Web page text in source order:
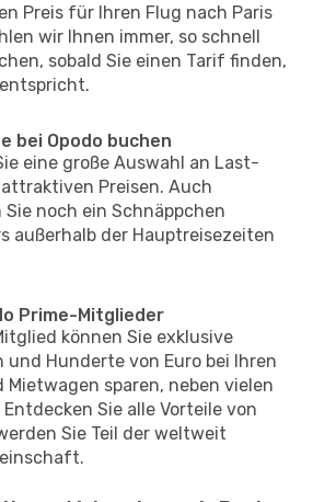
Preis für Ihren Flug nach Paris
wir Ihnen immer, so schnell
sobald Sie einen Tarif finden,
bei Opodo buchen
eine große Auswahl an Last-
Preisen. Auch
noch ein Schnäppchen
außerhalb der Hauptreisezeiten
Prime-Mitglieder
können Sie exklusive
Hunderte von Euro bei Ihren
Mietwagen sparen, neben vielen
Sie alle Vorteile von
Sie Teil der weltweit